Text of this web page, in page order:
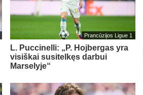
Prancūzijos Ligue 1
L. Puccinelli: „P. Hojbergas yra
visiškai susitelkęs darbui
Marselyje“